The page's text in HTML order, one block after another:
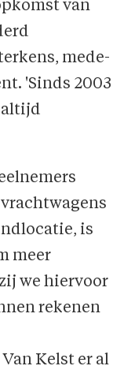
van
mede-
'Sinds 2003
altijd
is
meer
we hiervoor
rekenen
Kelst er al